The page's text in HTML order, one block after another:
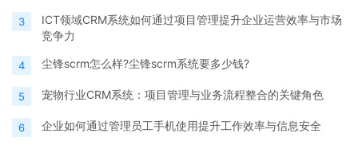
3
ICT领域CRM系统如何通过项目管理提升企业运营效率与市场
竞争力
4 尘锋scrm怎么样?尘锋scrm系统要多少钱?
5 宠物行业CRM系统：项目管理与业务流程整合的关键角色
6 企业如何通过管理员工手机使用提升工作效率与信息安全